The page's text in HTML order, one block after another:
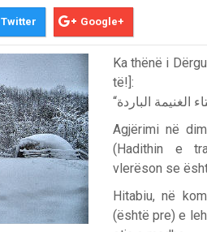
Twitter Google+
Ka thënë i
të!]:
الغنيمة الباردة
Agjërimi në
(Hadithin e
vlerëson se
Hitabiu, në
(është pre) e